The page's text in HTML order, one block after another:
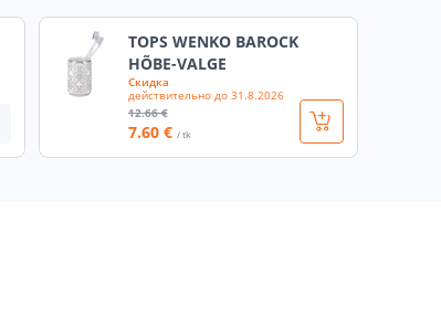
TOPS WENKO BAROCK
HÕBE-VALGE
Скидка
действительно до 31.8.2026
12.66 €
7.60 € / tk